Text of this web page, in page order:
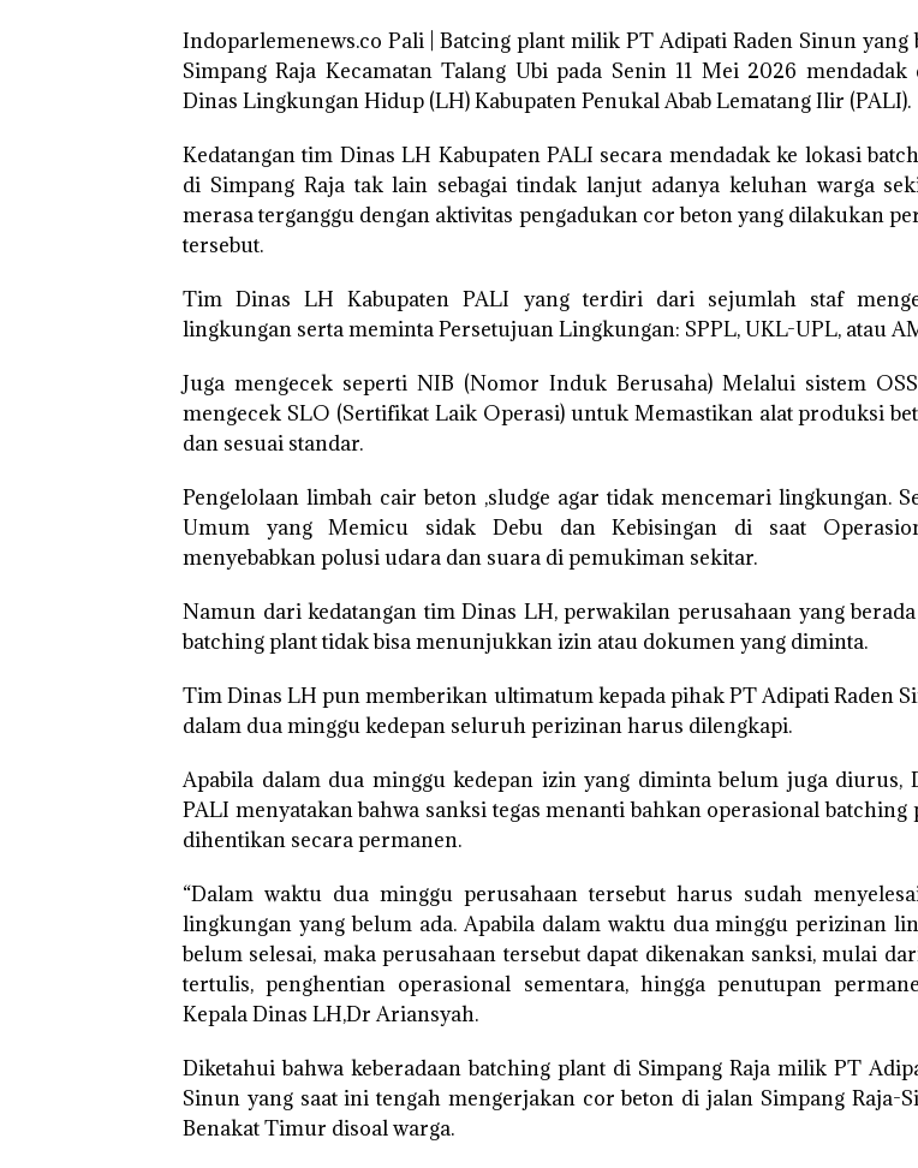
Indoparlemenews.co Pali | Batcing plant milik PT Adipati Raden Sinun yang
Simpang Raja Kecamatan Talang Ubi pada Senin 11 Mei 2026 mendadak
Dinas Lingkungan Hidup (LH) Kabupaten Penukal Abab Lematang Ilir (PALI).
Kedatangan tim Dinas LH Kabupaten PALI secara mendadak ke lokasi
di Simpang Raja tak lain sebagai tindak lanjut adanya keluhan warga
merasa terganggu dengan aktivitas pengadukan cor beton yang dilakukan
tersebut.
Tim Dinas LH Kabupaten PALI yang terdiri dari sejumlah staf
lingkungan serta meminta Persetujuan Lingkungan: SPPL, UKL-UPL, atau
Juga mengecek seperti NIB (Nomor Induk Berusaha) Melalui sistem
mengecek SLO (Sertifikat Laik Operasi) untuk Memastikan alat produksi
dan sesuai standar.
Pengelolaan limbah cair beton ,sludge agar tidak mencemari lingkungan.
Umum yang Memicu sidak Debu dan Kebisingan di saat
menyebabkan polusi udara dan suara di pemukiman sekitar.
Namun dari kedatangan tim Dinas LH, perwakilan perusahaan yang
batching plant tidak bisa menunjukkan izin atau dokumen yang diminta.
Tim Dinas LH pun memberikan ultimatum kepada pihak PT Adipati Raden
dalam dua minggu kedepan seluruh perizinan harus dilengkapi.
Apabila dalam dua minggu kedepan izin yang diminta belum juga diurus,
PALI menyatakan bahwa sanksi tegas menanti bahkan operasional batching
dihentikan secara permanen.
“Dalam waktu dua minggu perusahaan tersebut harus sudah
lingkungan yang belum ada. Apabila dalam waktu dua minggu perizinan
belum selesai, maka perusahaan tersebut dapat dikenakan sanksi, mulai
tertulis, penghentian operasional sementara, hingga penutupan
Kepala Dinas LH,Dr Ariansyah.
Diketahui bahwa keberadaan batching plant di Simpang Raja milik PT
Sinun yang saat ini tengah mengerjakan cor beton di jalan Simpang Raja-
Benakat Timur disoal warga.